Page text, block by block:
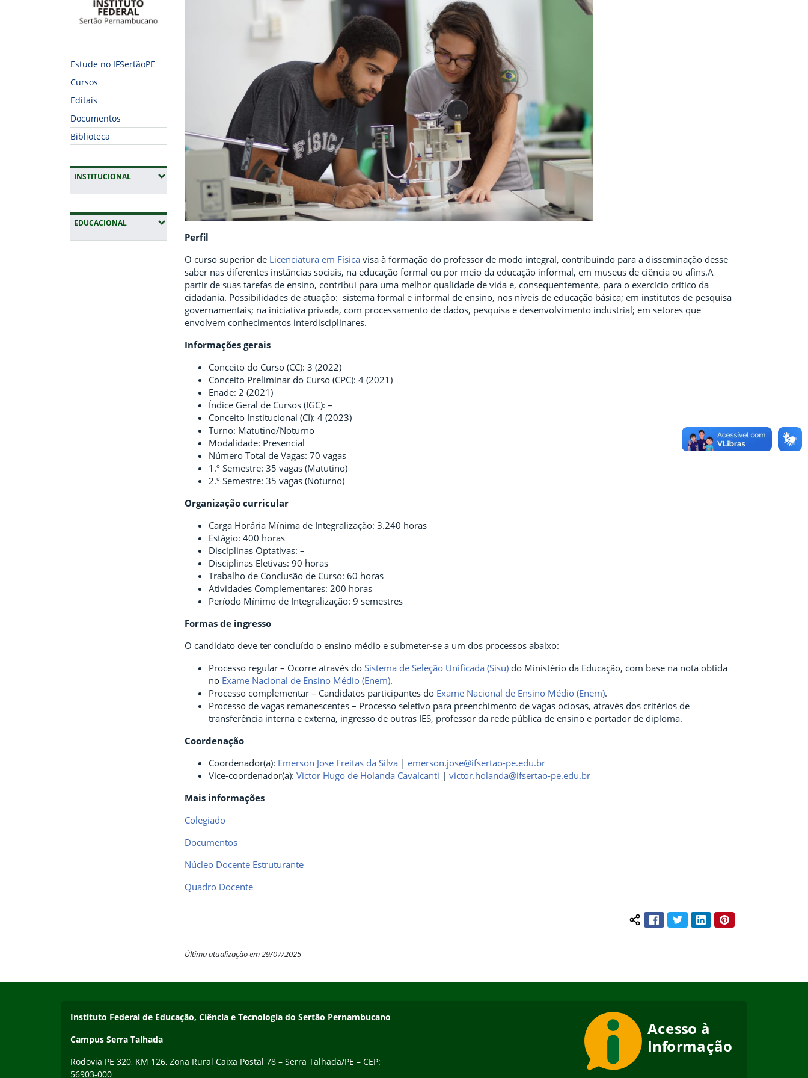
Estude no IFSertãoPE
Cursos
Editais
Documentos
Biblioteca
INSTITUCIONAL(EXPANDIR SUBMENUS)
EDUCACIONAL(EXPANDIR SUBMENUS)
Perfil
O curso superior de Licenciatura em Física visa à formação do professor de modo integral, contribuindo para a disseminação desse
saber nas diferentes instâncias sociais, na educação formal ou por meio da educação informal, em museus de ciência ou afins.A
partir de suas tarefas de ensino, contribui para uma melhor qualidade de vida e, consequentemente, para o exercício crítico da
cidadania. Possibilidades de atuação: sistema formal e informal de ensino, nos níveis de educação básica; em institutos de pesquisa
governamentais; na iniciativa privada, com processamento de dados, pesquisa e desenvolvimento industrial; em setores que
envolvem conhecimentos interdisciplinares.
Informações gerais
Conceito do Curso (CC): 3 (2022)
Conceito Preliminar do Curso (CPC): 4 (2021)
Enade: 2 (2021)
Índice Geral de Cursos (IGC): –
Conceito Institucional (CI): 4 (2023)
Turno: Matutino/Noturno
Modalidade: Presencial
Número Total de Vagas: 70 vagas
1.º Semestre: 35 vagas (Matutino)
2.º Semestre: 35 vagas (Noturno)
Organização curricular
Carga Horária Mínima de Integralização: 3.240 horas
Estágio: 400 horas
Disciplinas Optativas: –
Disciplinas Eletivas: 90 horas
Trabalho de Conclusão de Curso: 60 horas
Atividades Complementares: 200 horas
Período Mínimo de Integralização: 9 semestres
Formas de ingresso
O candidato deve ter concluído o ensino médio e submeter-se a um dos processos abaixo:
Processo regular – Ocorre através do Sistema de Seleção Unificada (Sisu) do Ministério da Educação, com base na nota obtida
no Exame Nacional de Ensino Médio (Enem).
Processo complementar – Candidatos participantes do Exame Nacional de Ensino Médio (Enem).
Processo de vagas remanescentes – Processo seletivo para preenchimento de vagas ociosas, através dos critérios de
transferência interna e externa, ingresso de outras IES, professor da rede pública de ensino e portador de diploma.
Coordenação
Coordenador(a): Emerson Jose Freitas da Silva | emerson.jose@ifsertao-pe.edu.br
Vice-coordenador(a): Victor Hugo de Holanda Cavalcanti | victor.holanda@ifsertao-pe.edu.br
Mais informações
Colegiado
Documentos
Núcleo Docente Estruturante
Quadro Docente
Compartilhar conteúdo:
FacebookTwitterLinkedInPinterest
Última atualização em 29/07/2025
Endereço
Instituto Federal de Educação, Ciência e Tecnologia do Sertão Pernambucano
Campus Serra Talhada
Rodovia PE 320, KM 126, Zona Rural Caixa Postal 78 – Serra Talhada/PE – CEP:
56903-000